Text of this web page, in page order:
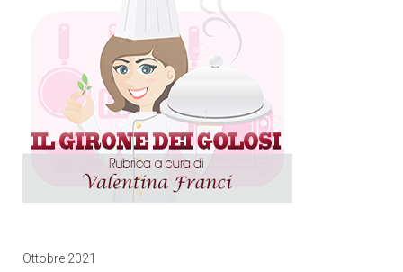
Ottobre 2021